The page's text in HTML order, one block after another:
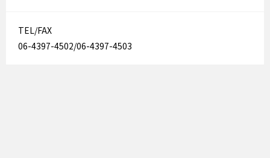
TEL/FAX
06-4397-4502/06-4397-4503